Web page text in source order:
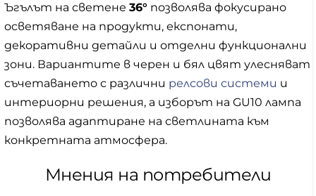
Ъгълът на светене 36° позволява фокусирано
осветяване на продукти, експонати,
декоративни детайли и отделни функционални
зони. Вариантите в черен и бял цвят улесняват
съчетаването с различни релсови системи и
интериорни решения, а изборът на GU10 лампа
позволява адаптиране на светлината към
конкретната атмосфера.
Мнения на потребители